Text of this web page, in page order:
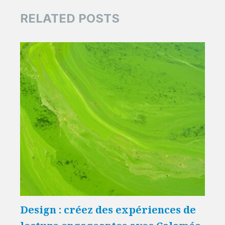
RELATED POSTS
Design : créez des expériences de